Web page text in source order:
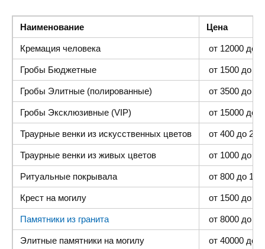
Наименование Цена
Кремация человека от 12000 до
Гробы Бюджетные от 1500 до
Гробы Элитные (полированные) от 3500 до
Гробы Эксклюзивные (VIP) от 15000 до
Траурные венки из искусственных цветов от 400 до
Траурные венки из живых цветов от 1000 до
Ритуальные покрывала от 800 до
Крест на могилу от 1500 до
Памятники из гранита от 8000 до 25
Элитные памятники на могилу от 40000 до